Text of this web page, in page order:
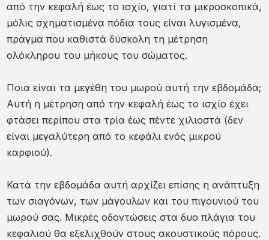
από την κεφαλή έως το ισχίο, γιατί τα μικροσκοπικά,
μόλις σχηματισμένα πόδια τους είναι λυγισμένα,
πράγμα που καθιστά δύσκολη τη μέτρηση
ολόκληρου του μήκους του σώματος.
Ποια είναι τα μεγέθη του μωρού αυτή την εβδομάδα;
Αυτή η μέτρηση από την κεφαλή έως το ισχίο έχει
φτάσει περίπου στα τρία έως πέντε χιλιοστά (δεν
είναι μεγαλύτερη από το κεφάλι ενός μικρού
καρφιού).
Κατά την εβδομάδα αυτή αρχίζει επίσης η ανάπτυξη
των σιαγόνων, των μάγουλων και του πιγουνιού του
μωρού σας. Μικρές οδοντώσεις στα δυο πλάγια του
κεφαλιού θα εξελιχθούν στους ακουστικούς πόρους.